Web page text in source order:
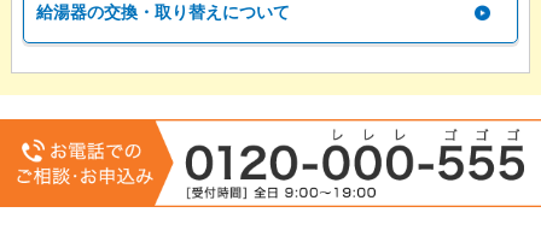
給湯器の交換・取り替えについて